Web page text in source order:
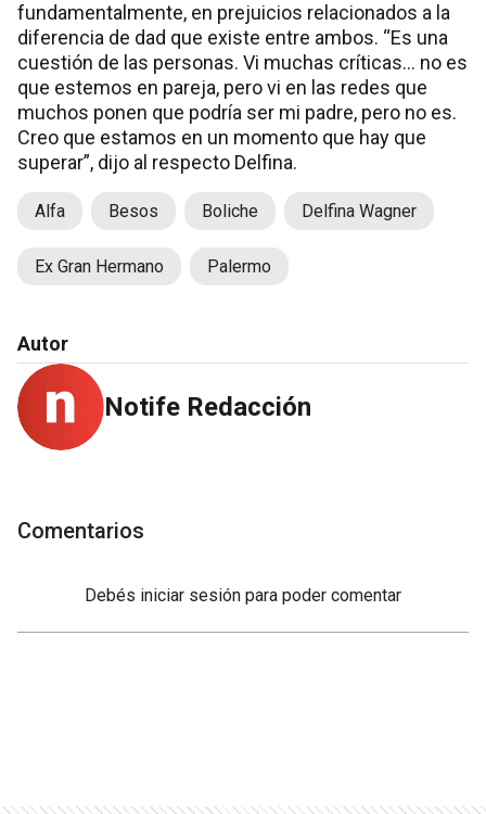
fundamentalmente, en prejuicios relacionados a la
diferencia de dad que existe entre ambos. “Es una
cuestión de las personas. Vi muchas críticas… no es
que estemos en pareja, pero vi en las redes que
muchos ponen que podría ser mi padre, pero no es.
Creo que estamos en un momento que hay que
superar”, dijo al respecto Delfina.
Alfa Besos Boliche Delfina Wagner
Ex Gran Hermano Palermo
Autor
Notife Redacción
Comentarios
Debés iniciar sesión para poder comentar